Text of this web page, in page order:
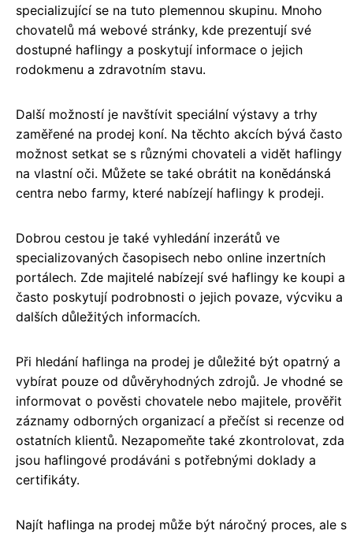
specializující se na tuto plemennou skupinu. Mnoho
chovatelů má webové stránky, kde prezentují své
dostupné haflingy a poskytují informace o jejich
rodokmenu a zdravotním stavu.
Další možností je navštívit speciální výstavy a trhy
zaměřené na prodej koní. Na těchto akcích bývá často
možnost setkat se s různými chovateli a vidět haflingy
na vlastní oči. Můžete se také obrátit na konědánská
centra nebo farmy, které nabízejí haflingy k prodeji.
Dobrou cestou je také vyhledání inzerátů ve
specializovaných časopisech nebo online inzertních
portálech. Zde majitelé nabízejí své haflingy ke koupi a
často poskytují podrobnosti o jejich povaze, výcviku a
dalších důležitých informacích.
Při hledání haflinga na prodej je důležité být opatrný a
vybírat pouze od důvěryhodných zdrojů. Je vhodné se
informovat o pověsti chovatele nebo majitele, prověřit
záznamy odborných organizací a přečíst si recenze od
ostatních klientů. Nezapomeňte také zkontrolovat, zda
jsou haflingové prodáváni s potřebnými doklady a
certifikáty.
Najít haflinga na prodej může být náročný proces, ale s